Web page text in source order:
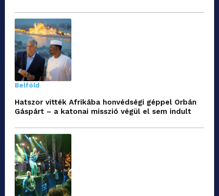
Belföld
Hatszor vitték Afrikába honvédségi géppel Orbán
Gáspárt – a katonai misszió végül el sem indult